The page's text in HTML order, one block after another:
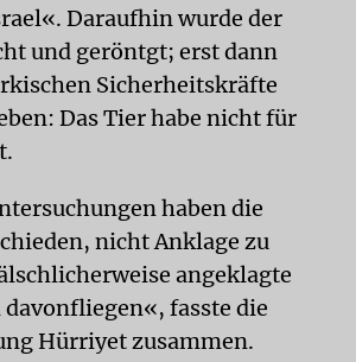
Daraufhin wurde der
und geröntgt; erst dann
Sicherheitskräfte
Das Tier habe nicht für
haben die
nicht Anklage zu
angeklagte
fasste die
Hürriyet zusammen.